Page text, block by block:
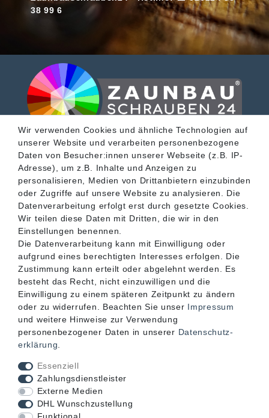
38 99 6
SERVICE
INFORMATIONEN
KONTAKT
Wir verwenden Cookies und ähnliche Technologien auf
unserer Website und verarbeiten personenbezogene
Daten von Besucher:innen unserer Webseite (z.B. IP-
Adresse), um z.B. Inhalte und Anzeigen zu
personalisieren, Medien von Drittanbietern einzubinden
oder Zugriffe auf unsere Website zu analysieren. Die
Datenverarbeitung erfolgt erst durch gesetzte Cookies.
Wir teilen diese Daten mit Dritten, die wir in den
Einstellungen benennen.
Die Datenverarbeitung kann mit Einwilligung oder
aufgrund eines berechtigten Interesses erfolgen. Die
Zustimmung kann erteilt oder abgelehnt werden. Es
besteht das Recht, nicht einzuwilligen und die
Einwilligung zu einem späteren Zeitpunkt zu ändern
oder zu widerrufen. Beachten Sie unser Impressum
und weitere Hinweise zur Verwendung
personenbezogener Daten in unserer Daten­schutz­
erklärung
Essenziell
Zahlungsdienstleister
Externe Medien
DHL Wunschzustellung